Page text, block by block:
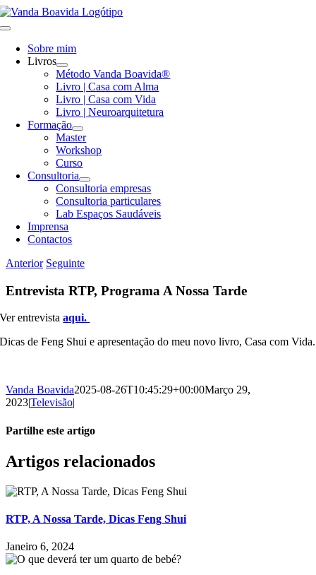
Skip
to
Toggle
NavigationSobre mim
Livros
Método Vanda Boavida®
Livro | Casa com Alma
Livro | Casa com Vida
Livro | Neuroarquitetura
Formação
Master
Workshop
Curso
Consultoria
Consultoria empresas
Consultoria particulares
Lab Espaços Saudáveis
Imprensa
Contactos
Anterior Seguinte
Entrevista RTP, Programa A Nossa Tarde
Ver entrevistaaqui.
Dicas de Feng Shui e apresentação do meu novo livro, Casa com Vida.
Vanda Boavida2025-08-26T10:45:29+00:00Março 29,
2023|Televisão|
Partilhe este artigo
Facebook
X
LinkedIn
Pinterest
Artigos relacionados
RTP, A Nossa Tarde, Dicas Feng Shui
Janeiro 6, 2024